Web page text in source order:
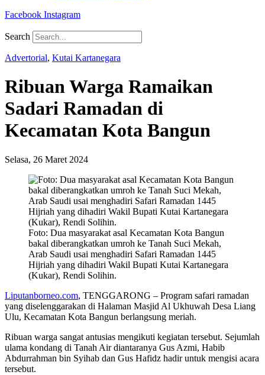
Facebook Instagram
Search
Advertorial, Kutai Kartanegara
Ribuan Warga Ramaikan
Sadari Ramadan di
Kecamatan Kota Bangun
Selasa, 26 Maret 2024
Foto: Dua masyarakat asal Kecamatan Kota Bangun
bakal diberangkatkan umroh ke Tanah Suci Mekah,
Arab Saudi usai menghadiri Safari Ramadan 1445
Hijriah yang dihadiri Wakil Bupati Kutai Kartanegara
(Kukar), Rendi Solihin.
Liputanborneo.com, TENGGARONG – Program safari ramadan
yang diselenggarakan di Halaman Masjid Al Ukhuwah Desa Liang
Ulu, Kecamatan Kota Bangun berlangsung meriah.
Ribuan warga sangat antusias mengikuti kegiatan tersebut. Sejumlah
ulama kondang di Tanah Air diantaranya Gus Azmi, Habib
Abdurrahman bin Syihab dan Gus Hafidz hadir untuk mengisi acara
tersebut.